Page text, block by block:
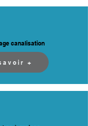
canalisation
+